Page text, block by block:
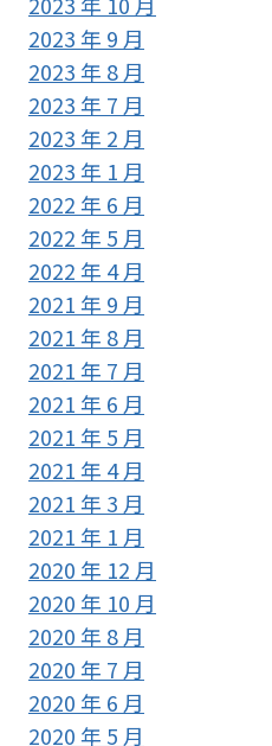
2023 年 9 月
2023 年 8 月
2023 年 7 月
2023 年 2 月
2023 年 1 月
2022 年 6 月
2022 年 5 月
2022 年 4 月
2021 年 9 月
2021 年 8 月
2021 年 7 月
2021 年 6 月
2021 年 5 月
2021 年 4 月
2021 年 3 月
2021 年 1 月
2020 年 12 月
2020 年 10 月
2020 年 8 月
2020 年 7 月
2020 年 6 月
2020 年 5 月